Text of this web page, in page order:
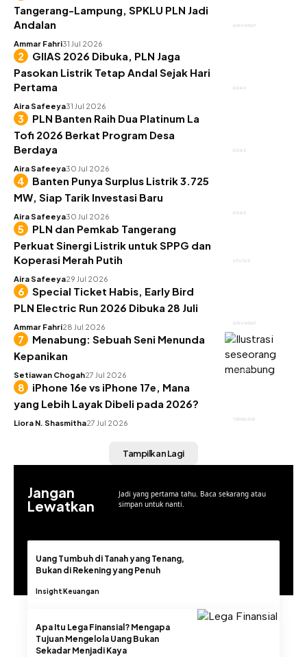
GAYA HIDUP
Tangerang-Lampung, SPKLU PLN Jadi
Andalan
Ammar Fahri31 Jul 2026
BISNIS
GIIAS 2026 Dibuka, PLN Jaga
Pasokan Listrik Tetap Andal Sejak Hari
Pertama
Aira Safeeya31 Jul 2026
BISNIS
PLN Banten Raih Dua Platinum La
Tofi 2026 Berkat Program Desa
Berdaya
Aira Safeeya30 Jul 2026
BISNIS
Banten Punya Surplus Listrik 3.725
MW, Siap Tarik Investasi Baru
Aira Safeeya30 Jul 2026
UTILITAS
PLN dan Pemkab Tangerang
Perkuat Sinergi Listrik untuk SPPG dan
Koperasi Merah Putih
Aira Safeeya29 Jul 2026
GAYA HIDUP
Special Ticket Habis, Early Bird
PLN Electric Run 2026 Dibuka 28 Juli
Ammar Fahri28 Jul 2026
KEUANGAN
Menabung: Sebuah Seni Menunda
Kepanikan
Setiawan Chogah27 Jul 2026
TEKNOLOGI
iPhone 16e vs iPhone 17e, Mana
yang Lebih Layak Dibeli pada 2026?
Liora N. Shasmitha27 Jul 2026
Tampilkan Lagi
Jangan
Lewatkan
Jadi yang pertama tahu. Baca sekarang atau
simpan untuk nanti.
Uang Tumbuh di Tanah yang Tenang,
Bukan di Rekening yang Penuh
InsightKeuangan
Apa Itu Lega Finansial? Mengapa
Tujuan Mengelola Uang Bukan
Sekadar Menjadi Kaya